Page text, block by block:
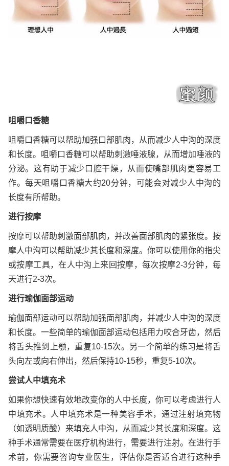
咀嚼口香糖
咀嚼口香糖可以帮助加强口部肌肉，从而减少人中沟的深度
和长度。咀嚼口香糖可以帮助刺激唾液腺，从而增加唾液的
分泌。这有助于减少口腔干燥，从而使嘴部肌肉更容易工
作。每天咀嚼口香糖大约20分钟，可能会对减少人中沟的
长度有所帮助。
进行按摩
按摩可以帮助刺激面部肌肉，并改善面部肌肉的紧张度。按
摩人中沟可以帮助减少其长度和深度。你可以使用你的指尖
或按摩工具，在人中沟上来回按摩，每次按摩2-3分钟，每
天进行2-3次。
进行瑜伽面部运动
瑜伽面部运动可以帮助加强面部肌肉，并减少人中沟的深度
和长度。一些简单的瑜伽面部运动包括用力咬合牙齿，然后
将舌头推到上颚，重复10-15次。另一个简单的练习是将舌
头向左或向右伸出，然后保持10-15秒，重复5-10次。
尝试人中填充术
如果你想快速有效地改变你的人中长度，你可以考虑进行人
中填充术。人中填充术是一种美容手术，通过注射填充物
（如透明质酸）来填充人中沟，从而减少其长度和深度。这
种手术通常需要在医疗机构进行，需要进行注射。在进行手
术前，你需要咨询专业医生，评估你是否适合进行这种手